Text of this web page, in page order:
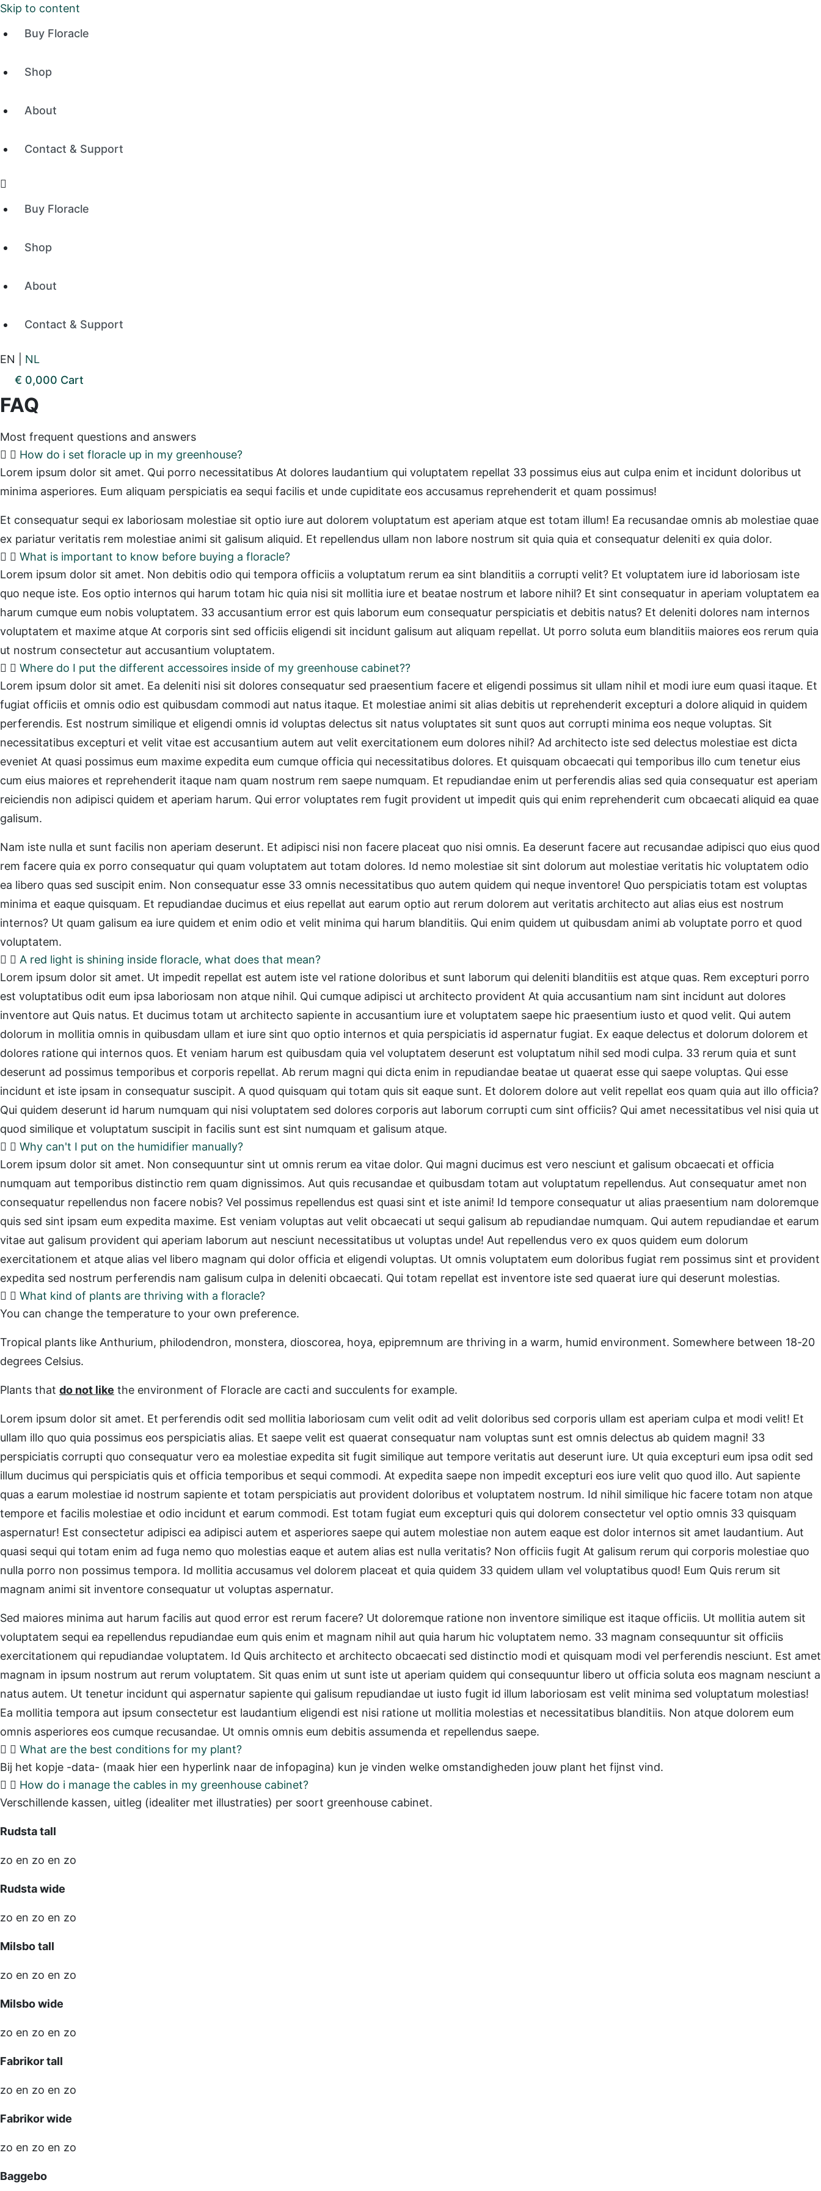
Skip to content
Buy Floracle
Shop
About
Contact & Support
Buy Floracle
Shop
About
Contact & Support
EN
NL
€ 0,000 Cart
FAQ
Most frequent questions and answers
How do i set floracle up in my greenhouse?
Lorem ipsum dolor sit amet. Qui porro necessitatibus At dolores laudantium qui voluptatem repellat 33 possimus eius aut culpa enim et incidunt doloribus ut
minima asperiores. Eum aliquam perspiciatis ea sequi facilis et unde cupiditate eos accusamus reprehenderit et quam possimus!
Et consequatur sequi ex laboriosam molestiae sit optio iure aut dolorem voluptatum est aperiam atque est totam illum! Ea recusandae omnis ab molestiae quae
ex pariatur veritatis rem molestiae animi sit galisum aliquid. Et repellendus ullam non labore nostrum sit quia quia et consequatur deleniti ex quia dolor.
What is important to know before buying a floracle?
Lorem ipsum dolor sit amet. Non debitis odio qui tempora officiis a voluptatum rerum ea sint blanditiis a corrupti velit? Et voluptatem iure id laboriosam iste
quo neque iste. Eos optio internos qui harum totam hic quia nisi sit mollitia iure et beatae nostrum et labore nihil? Et sint consequatur in aperiam voluptatem ea
harum cumque eum nobis voluptatem. 33 accusantium error est quis laborum eum consequatur perspiciatis et debitis natus? Et deleniti dolores nam internos
voluptatem et maxime atque At corporis sint sed officiis eligendi sit incidunt galisum aut aliquam repellat. Ut porro soluta eum blanditiis maiores eos rerum quia
ut nostrum consectetur aut accusantium voluptatem.
Where do I put the different accessoires inside of my greenhouse cabinet??
Lorem ipsum dolor sit amet. Ea deleniti nisi sit dolores consequatur sed praesentium facere et eligendi possimus sit ullam nihil et modi iure eum quasi itaque. Et
fugiat officiis et omnis odio est quibusdam commodi aut natus itaque. Et molestiae animi sit alias debitis ut reprehenderit excepturi a dolore aliquid in quidem
perferendis. Est nostrum similique et eligendi omnis id voluptas delectus sit natus voluptates sit sunt quos aut corrupti minima eos neque voluptas. Sit
necessitatibus excepturi et velit vitae est accusantium autem aut velit exercitationem eum dolores nihil? Ad architecto iste sed delectus molestiae est dicta
eveniet At quasi possimus eum maxime expedita eum cumque officia qui necessitatibus dolores. Et quisquam obcaecati qui temporibus illo cum tenetur eius
cum eius maiores et reprehenderit itaque nam quam nostrum rem saepe numquam. Et repudiandae enim ut perferendis alias sed quia consequatur est aperiam
reiciendis non adipisci quidem et aperiam harum. Qui error voluptates rem fugit provident ut impedit quis qui enim reprehenderit cum obcaecati aliquid ea quae
galisum.
Nam iste nulla et sunt facilis non aperiam deserunt. Et adipisci nisi non facere placeat quo nisi omnis. Ea deserunt facere aut recusandae adipisci quo eius quod
rem facere quia ex porro consequatur qui quam voluptatem aut totam dolores. Id nemo molestiae sit sint dolorum aut molestiae veritatis hic voluptatem odio
ea libero quas sed suscipit enim. Non consequatur esse 33 omnis necessitatibus quo autem quidem qui neque inventore! Quo perspiciatis totam est voluptas
minima et eaque quisquam. Et repudiandae ducimus et eius repellat aut earum optio aut rerum dolorem aut veritatis architecto aut alias eius est nostrum
internos? Ut quam galisum ea iure quidem et enim odio et velit minima qui harum blanditiis. Qui enim quidem ut quibusdam animi ab voluptate porro et quod
voluptatem.
A red light is shining inside floracle, what does that mean?
Lorem ipsum dolor sit amet. Ut impedit repellat est autem iste vel ratione doloribus et sunt laborum qui deleniti blanditiis est atque quas. Rem excepturi porro
est voluptatibus odit eum ipsa laboriosam non atque nihil. Qui cumque adipisci ut architecto provident At quia accusantium nam sint incidunt aut dolores
inventore aut Quis natus. Et ducimus totam ut architecto sapiente in accusantium iure et voluptatem saepe hic praesentium iusto et quod velit. Qui autem
dolorum in mollitia omnis in quibusdam ullam et iure sint quo optio internos et quia perspiciatis id aspernatur fugiat. Ex eaque delectus et dolorum dolorem et
dolores ratione qui internos quos. Et veniam harum est quibusdam quia vel voluptatem deserunt est voluptatum nihil sed modi culpa. 33 rerum quia et sunt
deserunt ad possimus temporibus et corporis repellat. Ab rerum magni qui dicta enim in repudiandae beatae ut quaerat esse qui saepe voluptas. Qui esse
incidunt et iste ipsam in consequatur suscipit. A quod quisquam qui totam quis sit eaque sunt. Et dolorem dolore aut velit repellat eos quam quia aut illo officia?
Qui quidem deserunt id harum numquam qui nisi voluptatem sed dolores corporis aut laborum corrupti cum sint officiis? Qui amet necessitatibus vel nisi quia ut
quod similique et voluptatum suscipit in facilis sunt est sint numquam et galisum atque.
Why can't I put on the humidifier manually?
Lorem ipsum dolor sit amet. Non consequuntur sint ut omnis rerum ea vitae dolor. Qui magni ducimus est vero nesciunt et galisum obcaecati et officia
numquam aut temporibus distinctio rem quam dignissimos. Aut quis recusandae et quibusdam totam aut voluptatum repellendus. Aut consequatur amet non
consequatur repellendus non facere nobis? Vel possimus repellendus est quasi sint et iste animi! Id tempore consequatur ut alias praesentium nam doloremque
quis sed sint ipsam eum expedita maxime. Est veniam voluptas aut velit obcaecati ut sequi galisum ab repudiandae numquam. Qui autem repudiandae et earum
vitae aut galisum provident qui aperiam laborum aut nesciunt necessitatibus ut voluptas unde! Aut repellendus vero ex quos quidem eum dolorum
exercitationem et atque alias vel libero magnam qui dolor officia et eligendi voluptas. Ut omnis voluptatem eum doloribus fugiat rem possimus sint et provident
expedita sed nostrum perferendis nam galisum culpa in deleniti obcaecati. Qui totam repellat est inventore iste sed quaerat iure qui deserunt molestias.
What kind of plants are thriving with a floracle?
You can change the temperature to your own preference.
Tropical plants like Anthurium, philodendron, monstera, dioscorea, hoya, epipremnum are thriving in a warm, humid environment. Somewhere between 18-20
degrees Celsius.
Plants that do not like the environment of Floracle are cacti and succulents for example.
Lorem ipsum dolor sit amet. Et perferendis odit sed mollitia laboriosam cum velit odit ad velit doloribus sed corporis ullam est aperiam culpa et modi velit! Et
ullam illo quo quia possimus eos perspiciatis alias. Et saepe velit est quaerat consequatur nam voluptas sunt est omnis delectus ab quidem magni! 33
perspiciatis corrupti quo consequatur vero ea molestiae expedita sit fugit similique aut tempore veritatis aut deserunt iure. Ut quia excepturi eum ipsa odit sed
illum ducimus qui perspiciatis quis et officia temporibus et sequi commodi. At expedita saepe non impedit excepturi eos iure velit quo quod illo. Aut sapiente
quas a earum molestiae id nostrum sapiente et totam perspiciatis aut provident doloribus et voluptatem nostrum. Id nihil similique hic facere totam non atque
tempore et facilis molestiae et odio incidunt et earum commodi. Est totam fugiat eum excepturi quis qui dolorem consectetur vel optio omnis 33 quisquam
aspernatur! Est consectetur adipisci ea adipisci autem et asperiores saepe qui autem molestiae non autem eaque est dolor internos sit amet laudantium. Aut
quasi sequi qui totam enim ad fuga nemo quo molestias eaque et autem alias est nulla veritatis? Non officiis fugit At galisum rerum qui corporis molestiae quo
nulla porro non possimus tempora. Id mollitia accusamus vel dolorem placeat et quia quidem 33 quidem ullam vel voluptatibus quod! Eum Quis rerum sit
magnam animi sit inventore consequatur ut voluptas aspernatur.
Sed maiores minima aut harum facilis aut quod error est rerum facere? Ut doloremque ratione non inventore similique est itaque officiis. Ut mollitia autem sit
voluptatem sequi ea repellendus repudiandae eum quis enim et magnam nihil aut quia harum hic voluptatem nemo. 33 magnam consequuntur sit officiis
exercitationem qui repudiandae voluptatem. Id Quis architecto et architecto obcaecati sed distinctio modi et quisquam modi vel perferendis nesciunt. Est amet
magnam in ipsum nostrum aut rerum voluptatem. Sit quas enim ut sunt iste ut aperiam quidem qui consequuntur libero ut officia soluta eos magnam nesciunt a
natus autem. Ut tenetur incidunt qui aspernatur sapiente qui galisum repudiandae ut iusto fugit id illum laboriosam est velit minima sed voluptatum molestias!
Ea mollitia tempora aut ipsum consectetur est laudantium eligendi est nisi ratione ut mollitia molestias et necessitatibus blanditiis. Non atque dolorem eum
omnis asperiores eos cumque recusandae. Ut omnis omnis eum debitis assumenda et repellendus saepe.
What are the best conditions for my plant?
Bij het kopje -data- (maak hier een hyperlink naar de infopagina) kun je vinden welke omstandigheden jouw plant het fijnst vind.
How do i manage the cables in my greenhouse cabinet?
Verschillende kassen, uitleg (idealiter met illustraties) per soort greenhouse cabinet.
Rudsta tall
zo en zo en zo
Rudsta wide
zo en zo en zo
Milsbo tall
zo en zo en zo
Milsbo wide
zo en zo en zo
Fabrikor tall
zo en zo en zo
Fabrikor wide
zo en zo en zo
Baggebo